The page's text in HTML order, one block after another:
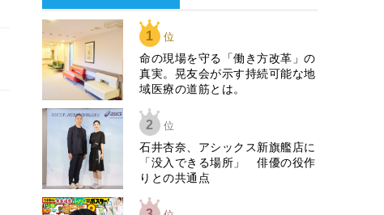
1 位
​命の現場を守る「働き方改革」の
真実。晃友会が示す持続可能な地
域医療の道筋とは。
2 位
石井杏奈、アシックス新旗艦店に
「没入できる場所」 俳優の役作
りとの共通点